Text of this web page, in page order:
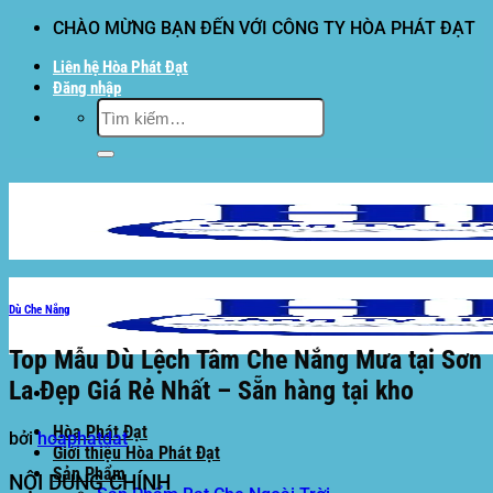
dung
CHÀO MỪNG BẠN ĐẾN VỚI CÔNG TY HÒA PHÁT ĐẠT
Liên hệ Hòa Phát Đạt
Đăng nhập
Tìm
kiếm:
Hòa Phát Đạt
Giới thiệu Hòa Phát Đạt
Sản Phẩm
Dù Che Nắng
Top Mẫu Dù Lệch Tâm Che Nắng Mưa tại Sơn
La Đẹp Giá Rẻ Nhất – Sẵn hàng tại kho
bởihoaphatdat
NỘI DUNG CHÍNH